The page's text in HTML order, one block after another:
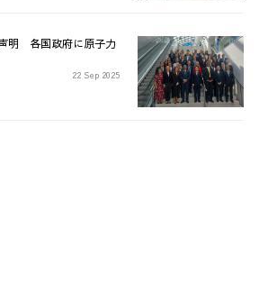
明 各国政府に原子力
22 Sep 2025